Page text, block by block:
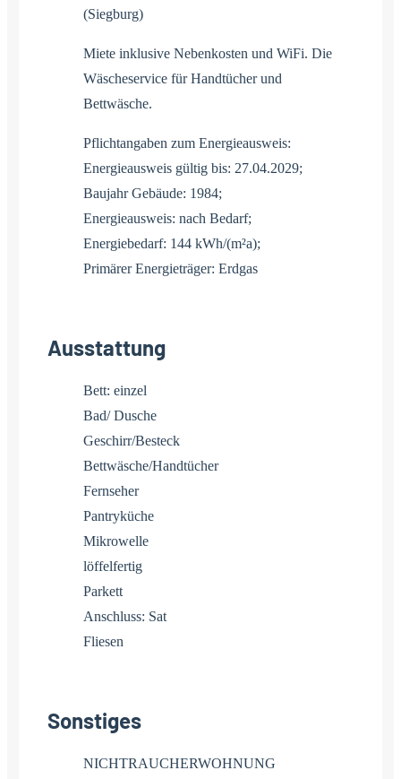
(Siegburg)
Miete inklusive Nebenkosten und WiFi. Die
Wäscheservice für Handtücher und
Bettwäsche.
Pflichtangaben zum Energieausweis:
Energieausweis gültig bis: 27.04.2029;
Baujahr Gebäude: 1984;
Energieausweis: nach Bedarf;
Energiebedarf: 144 kWh/(m²a);
Primärer Energieträger: Erdgas
Ausstattung
Bett: einzel
Bad/ Dusche
Geschirr/Besteck
Bettwäsche/Handtücher
Fernseher
Pantryküche
Mikrowelle
löffelfertig
Parkett
Anschluss: Sat
Fliesen
Sonstiges
NICHTRAUCHERWOHNUNG